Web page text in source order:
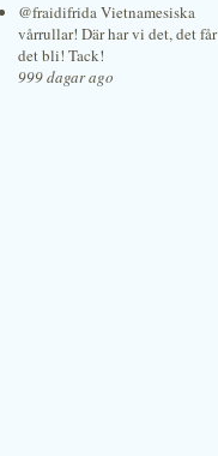
@fraidifrida Vietnamesiska
vårrullar! Där har vi det, det får
det bli! Tack!
999 dagar ago